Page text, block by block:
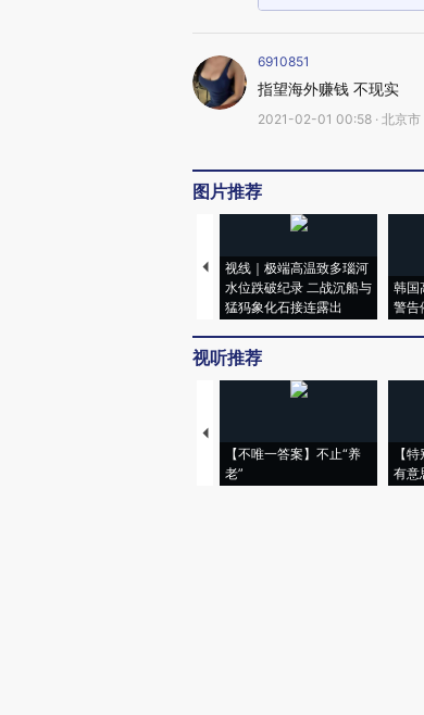
6910851
指望海外赚钱 不现实
2021-02-01 00:58 · 北京市
图片推荐
视线｜极端高温致多瑙河
水位跌破纪录 二战沉船与
猛犸象化石接连露出
韩国
警告
视听推荐
【不唯一答案】不止“养
老”
【
有意